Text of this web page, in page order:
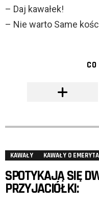
– Daj kawałek!
– Nie warto Same
KAWAŁY KAWAŁY O
SPOTYKAJĄ SIĘ
PRZYJACIÓŁKI: